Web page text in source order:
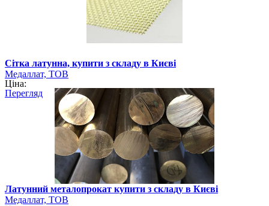
Сітка латунна, купити з складу в Києві
Медаллат, ТОВ
Ціна:
Перегляд
Латунний металопрокат купити з складу в Києві
Медаллат, ТОВ